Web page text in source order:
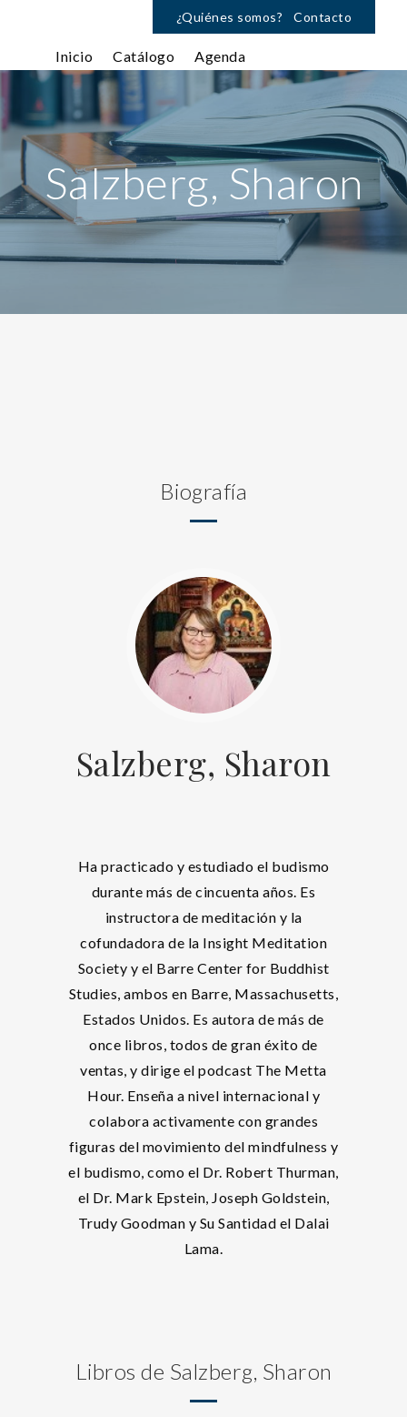
¿Quiénes somos? Contacto
Inicio Catálogo Agenda
Salzberg, Sharon
Biografía
Salzberg, Sharon
Ha practicado y estudiado el budismo
durante más de cincuenta años. Es
instructora de meditación y la
cofundadora de la Insight Meditation
Society y el Barre Center for Buddhist
Studies, ambos en Barre, Massachusetts,
Estados Unidos. Es autora de más de
once libros, todos de gran éxito de
ventas, y dirige el podcast The Metta
Hour. Enseña a nivel internacional y
colabora activamente con grandes
figuras del movimiento del mindfulness y
el budismo, como el Dr. Robert Thurman,
el Dr. Mark Epstein, Joseph Goldstein,
Trudy Goodman y Su Santidad el Dalai
Lama.
Libros de Salzberg, Sharon